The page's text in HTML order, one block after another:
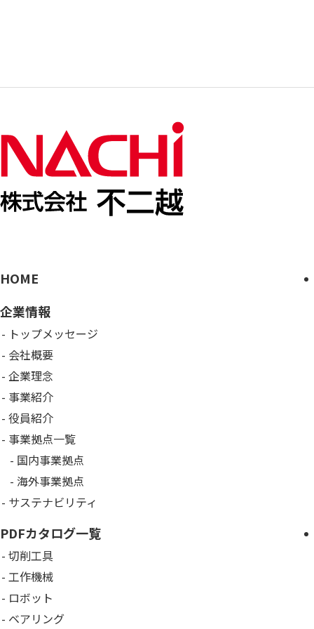
HOME
企業情報
トップメッセージ
会社概要
企業理念
事業紹介
役員紹介
事業拠点一覧
国内事業拠点
海外事業拠点
サステナビリティ
PDFカタログ一覧
切削工具
工作機械
ロボット
ベアリング